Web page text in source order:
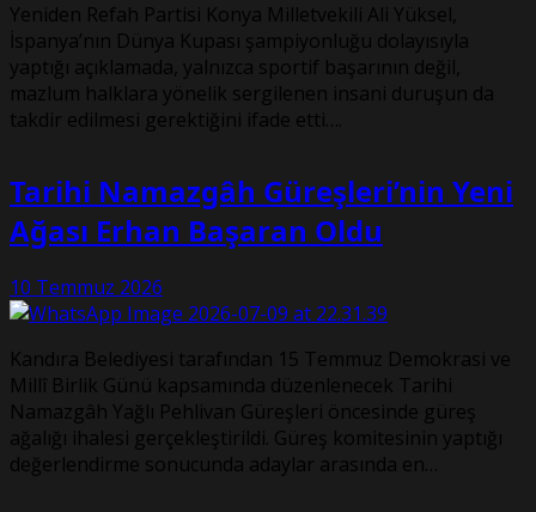
Yeniden Refah Partisi Konya Milletvekili Ali Yüksel,
İspanya’nın Dünya Kupası şampiyonluğu dolayısıyla
yaptığı açıklamada, yalnızca sportif başarının değil,
mazlum halklara yönelik sergilenen insani duruşun da
takdir edilmesi gerektiğini ifade etti….
Tarihi Namazgâh Güreşleri’nin Yeni
Ağası Erhan Başaran Oldu
10 Temmuz 2026
Kandıra Belediyesi tarafından 15 Temmuz Demokrasi ve
Millî Birlik Günü kapsamında düzenlenecek Tarihi
Namazgâh Yağlı Pehlivan Güreşleri öncesinde güreş
ağalığı ihalesi gerçekleştirildi. Güreş komitesinin yaptığı
değerlendirme sonucunda adaylar arasında en…